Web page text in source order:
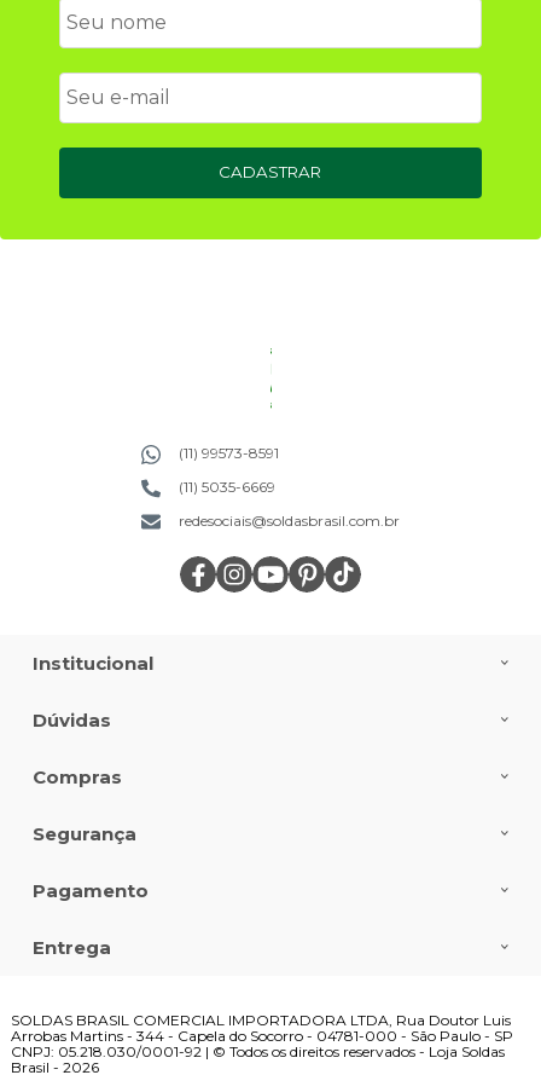
CADASTRAR
(11) 99573-8591
(11) 5035-6669
redesociais@soldasbrasil.com.br
Institucional
Dúvidas
Compras
Segurança
Pagamento
Entrega
SOLDAS BRASIL COMERCIAL IMPORTADORA LTDA, Rua Doutor Luis
Arrobas Martins - 344 - Capela do Socorro - 04781-000 - São Paulo - SP
CNPJ: 05.218.030/0001-92 | © Todos os direitos reservados - Loja Soldas
Brasil - 2026